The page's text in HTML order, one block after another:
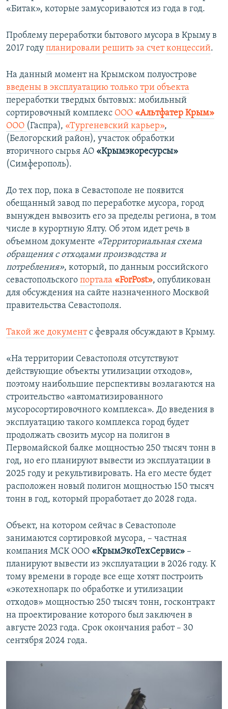
с
а
й
л
й
д
«Битак», которые замусориваются из года в год.
Проблему переработки бытового мусора в Крыму в
2017 году планировали решить за счет концессий.
На данный момент на Крымском полуострове
введены в эксплуатацию только три объекта
переработки твердых бытовых: мобильный
сортировочный комплекс ООО «Альтфатер Крым»
ООО (Гаспра), «Тургеневский карьер»,
(Белогорский район), участок обработки
вторичного сырья АО «Крымэкоресурсы»
(Симферополь).
До тех пор, пока в Севастополе не появится
обещанный завод по переработке мусора, город
вынужден вывозить его за пределы региона, в том
числе в курортную Ялту. Об этом идет речь в
объемном документе «Территориальная схема
обращения с отходами производства и
потребления», который, по данным российского
севастопольского портала «ForPost», опубликован
для обсуждения на сайте назначенного Москвой
правительства Севастополя.
Такой же документс февраля обсуждают в Крыму.
«На территории Севастополя отсутствуют
действующие объекты утилизации отходов»,
поэтому наибольшие перспективы возлагаются на
строительство «автоматизированного
мусоросортировочного комплекса». До введения в
эксплуатацию такого комплекса город будет
продолжать свозить мусор на полигон в
Первомайской балке мощностью 250 тысяч тонн в
год, но его планируют вывести из эксплуатации в
2025 году и рекультивировать. На его месте будет
расположен новый полигон мощностью 150 тысяч
тонн в год, который проработает до 2028 года.
Объект, на котором сейчас в Севастополе
занимаются сортировкой мусора, – частная
компания МСК ООО «КрымЭкоТехСервис» –
планируют вывести из эксплуатации в 2026 году. К
тому времени в городе все еще хотят построить
«экотехнопарк по обработке и утилизации
отходов» мощностью 250 тысяч тонн, госконтракт
на проектирование которого был заключен в
августе 2023 года. Срок окончания работ – 30
сентября 2024 года.